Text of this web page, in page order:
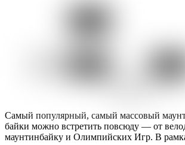
Самый популярный, самый массовый
байки можно встретить повсюду — от
маунтинбайку и Олимпийских Игр. В